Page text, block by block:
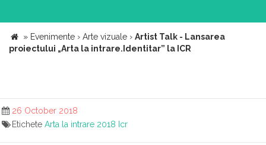
» Evenimente › Arte vizuale › Artist Talk - Lansarea
proiectului „Arta la intrare.Identitar” la ICR
26 October 2018
Etichete Arta la intrare 2018 Icr